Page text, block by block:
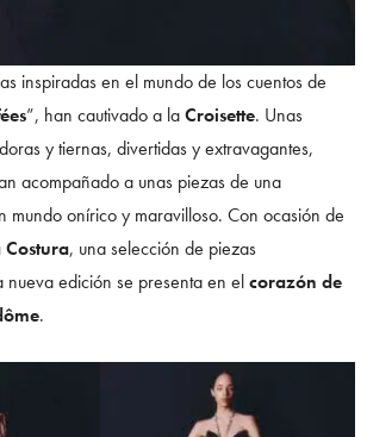
inspiradas en el mundo de los cuentos de
”, han cautivado a laCroisette. Unas
y tiernas, divertidas y extravagantes,
acompañado a unas piezas de una
mundo onírico y maravilloso. Con ocasión de
, una selección de piezas
nueva edición se presenta en elcorazón de
.